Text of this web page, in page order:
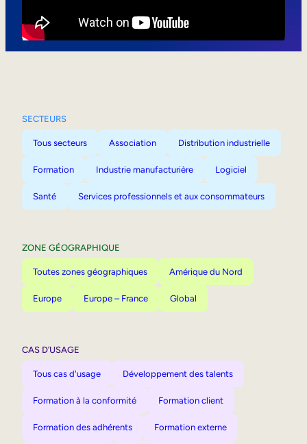
SECTEURS
Tous secteurs Association Distribution industrielle
Formation Industrie manufacturière Logiciel
Santé Services professionnels et aux consommateurs
ZONE GÉOGRAPHIQUE
Toutes zones géographiques Amérique du Nord
Europe Europe – France Global
CAS D’USAGE
Tous cas d'usage Développement des talents
Formation à la conformité Formation client
Formation des adhérents Formation externe